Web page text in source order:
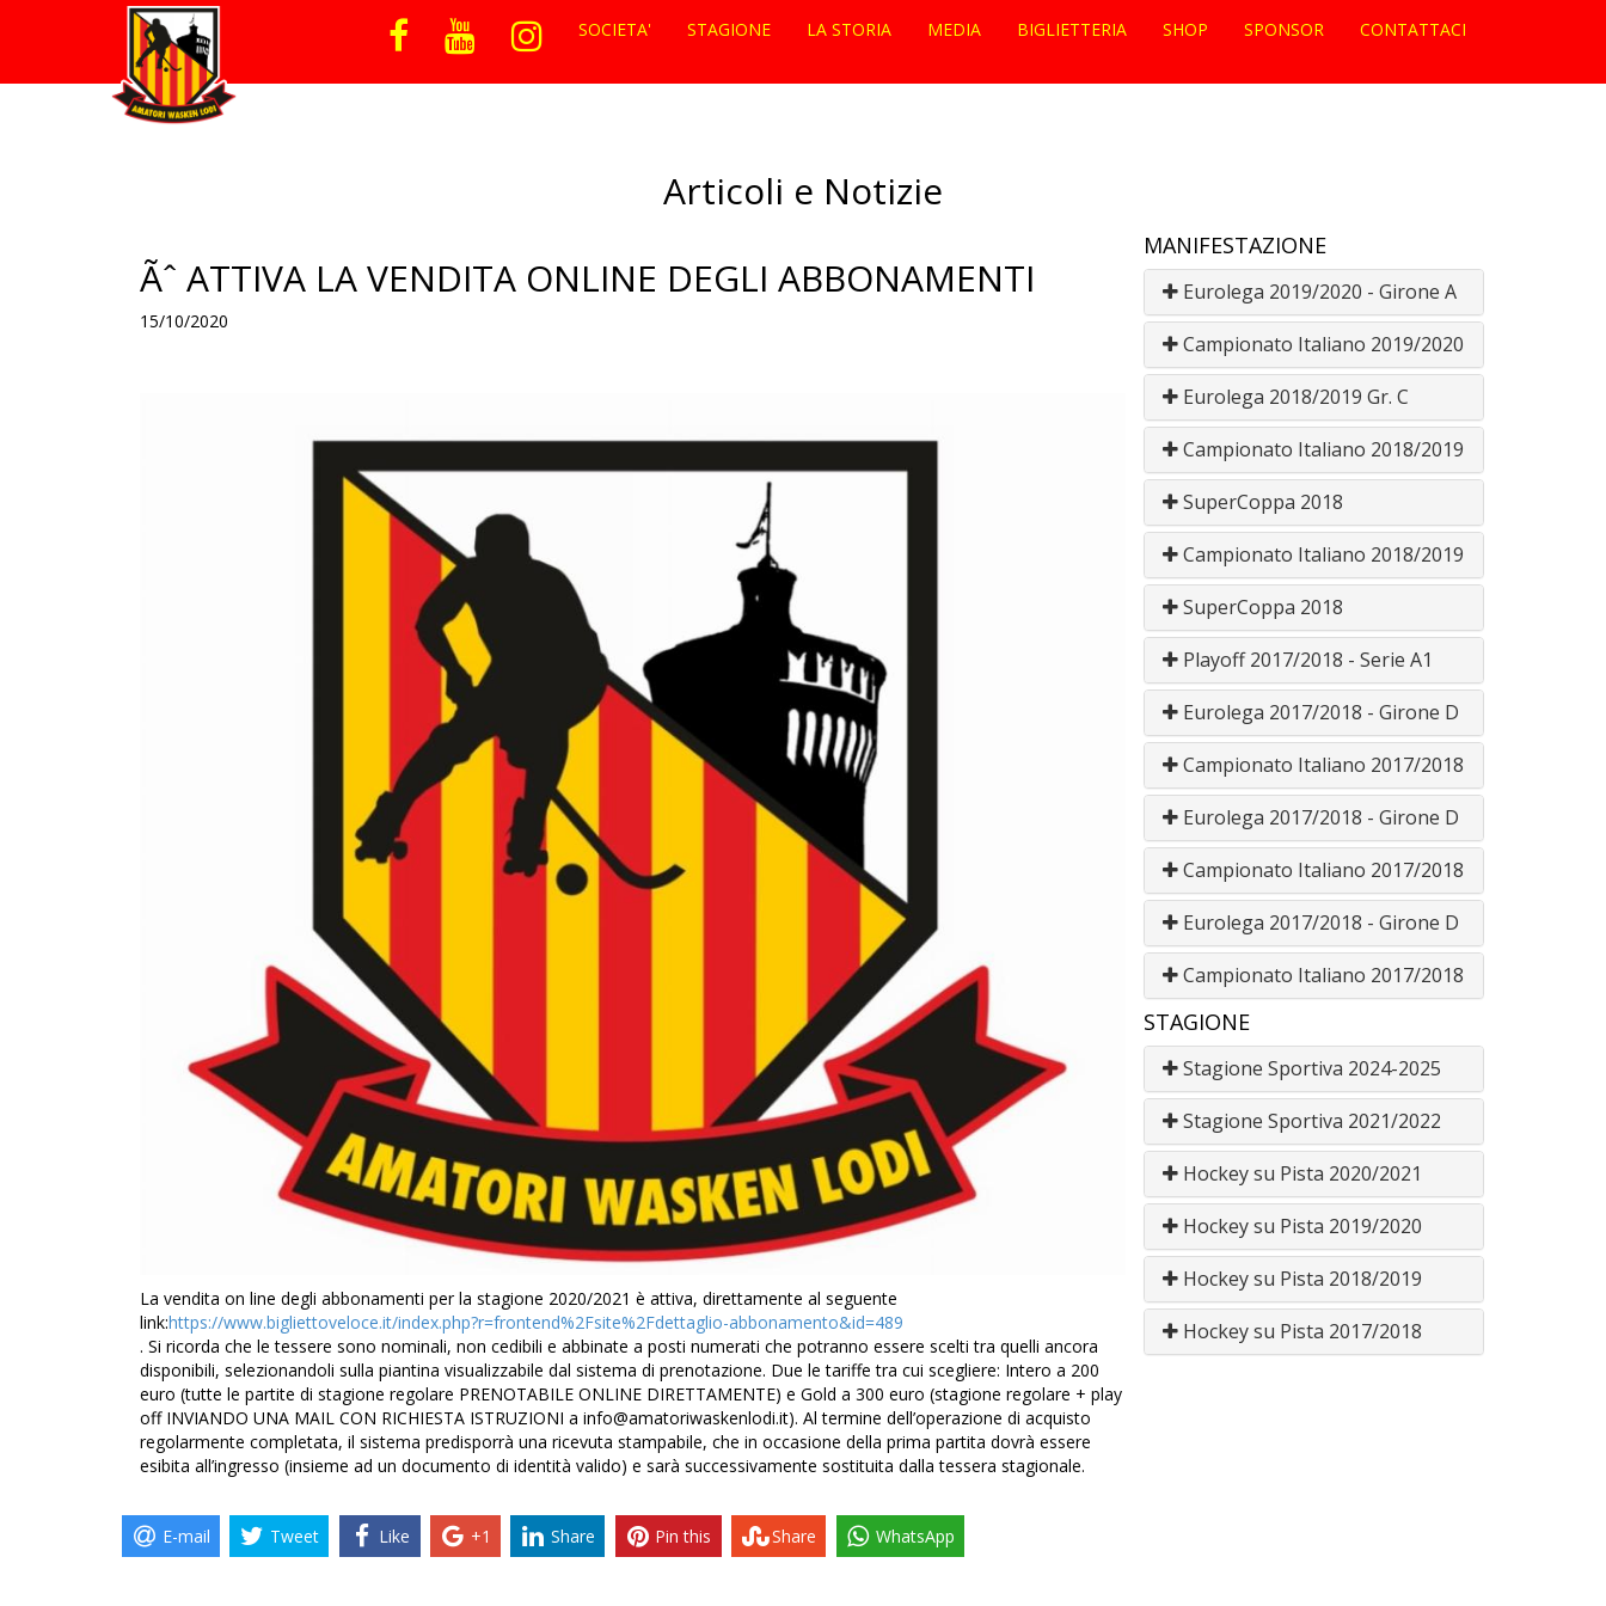
SOCIETA' STAGIONE LA STORIA MEDIA BIGLIETTERIA SHOP SPONSOR CONTATTACI
Articoli e Notizie
Ãˆ ATTIVA LA VENDITA ONLINE DEGLI ABBONAMENTI
15/10/2020
La vendita on line degli abbonamenti per la stagione 2020/2021 è attiva, direttamente al seguente
link:https://www.bigliettoveloce.it/index.php?r=frontend%2Fsite%2Fdettaglio-abbonamento&id=489
. Si ricorda che le tessere sono nominali, non cedibili e abbinate a posti numerati che potranno essere scelti tra quelli ancora
disponibili, selezionandoli sulla piantina visualizzabile dal sistema di prenotazione. Due le tariffe tra cui scegliere: Intero a 200
euro (tutte le partite di stagione regolare PRENOTABILE ONLINE DIRETTAMENTE) e Gold a 300 euro (stagione regolare + play
off INVIANDO UNA MAIL CON RICHIESTA ISTRUZIONI a info@amatoriwaskenlodi.it). Al termine dell’operazione di acquisto
regolarmente completata, il sistema predisporrà una ricevuta stampabile, che in occasione della prima partita dovrà essere
esibita all’ingresso (insieme ad un documento di identità valido) e sarà successivamente sostituita dalla tessera stagionale.
MANIFESTAZIONE
Eurolega 2019/2020 - Girone A
Campionato Italiano 2019/2020
Eurolega 2018/2019 Gr. C
Campionato Italiano 2018/2019
SuperCoppa 2018
Campionato Italiano 2018/2019
SuperCoppa 2018
Playoff 2017/2018 - Serie A1
Eurolega 2017/2018 - Girone D
Campionato Italiano 2017/2018
Eurolega 2017/2018 - Girone D
Campionato Italiano 2017/2018
Eurolega 2017/2018 - Girone D
Campionato Italiano 2017/2018
STAGIONE
Stagione Sportiva 2024-2025
Stagione Sportiva 2021/2022
Hockey su Pista 2020/2021
Hockey su Pista 2019/2020
Hockey su Pista 2018/2019
Hockey su Pista 2017/2018
E-mail Tweet Like +1 Share Pin this Share WhatsApp